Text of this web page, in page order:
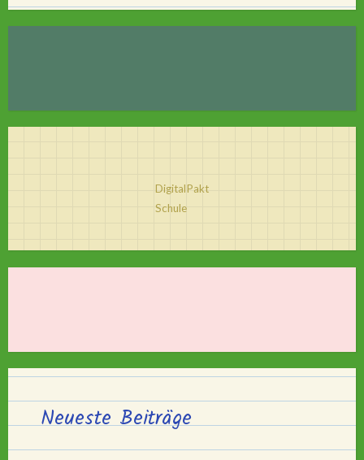
DigitalPakt
Schule
Neueste Beiträge